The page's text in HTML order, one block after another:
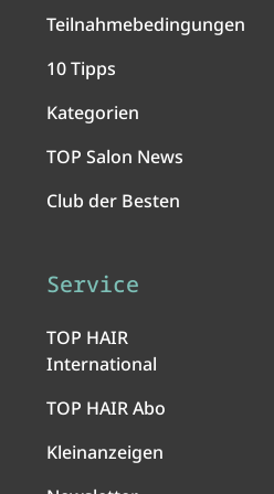
Teilnahmebedingungen
10 Tipps
Kategorien
TOP Salon News
Club der Besten
Service
TOP HAIR
International
TOP HAIR Abo
Kleinanzeigen